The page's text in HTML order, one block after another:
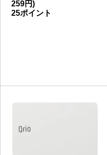
259円)
25ポイント